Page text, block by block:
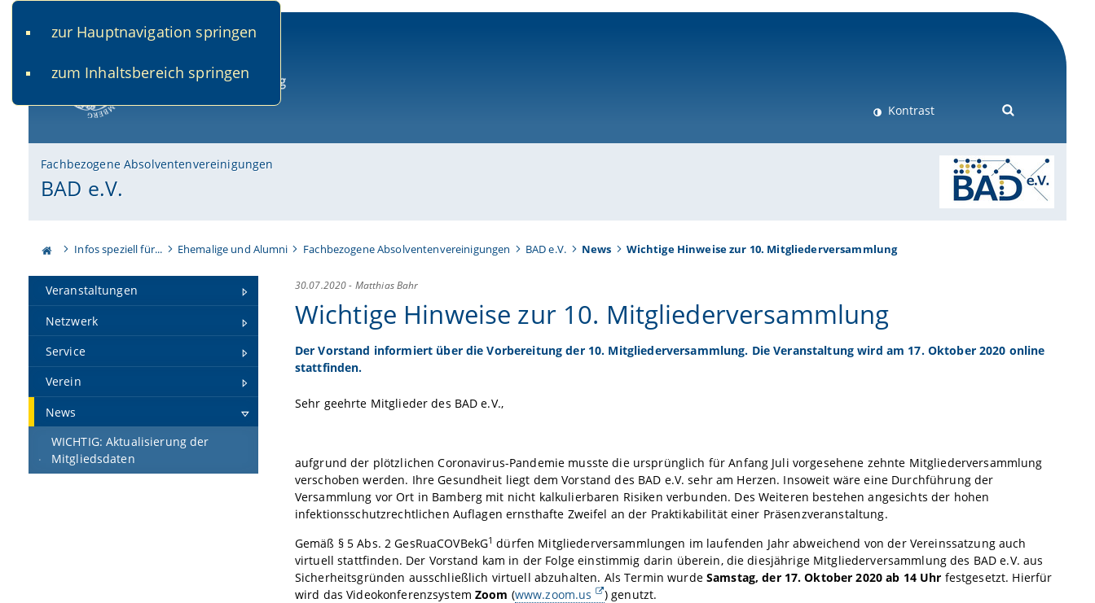
zur Hauptnavigation springen
zum Inhaltsbereich springen
Kontrast
Fachbezogene Absolventenvereinigungen
BAD e.V.
Infos speziell für... Ehemalige und Alumni Fachbezogene Absolventenvereinigungen BAD e.V. News Wichtige Hinweise zur 10. Mitgliederversammlung
Veranstaltungen
Netzwerk
Service
Verein
News
WICHTIG: Aktualisierung der
Mitgliedsdaten
30.07.2020- Matthias Bahr
Wichtige Hinweise zur 10. Mitgliederversammlung
Der Vorstand informiert über die Vorbereitung der 10. Mitgliederversammlung. Die Veranstaltung wird am 17. Oktober 2020 online
stattfinden.
Sehr geehrte Mitglieder des BAD e.V.,
aufgrund der plötzlichen Coronavirus-Pandemie musste die ursprünglich für Anfang Juli vorgesehene zehnte Mitgliederversammlung
verschoben werden. Ihre Gesundheit liegt dem Vorstand des BAD e.V. sehr am Herzen. Insoweit wäre eine Durchführung der
Versammlung vor Ort in Bamberg mit nicht kalkulierbaren Risiken verbunden. Des Weiteren bestehen angesichts der hohen
infektionsschutzrechtlichen Auflagen ernsthafte Zweifel an der Praktikabilität einer Präsenzveranstaltung.
Gemäß § 5 Abs. 2 GesRuaCOVBekG1 dürfen Mitgliederversammlungen im laufenden Jahr abweichend von der Vereinssatzung auch
virtuell stattfinden. Der Vorstand kam in der Folge einstimmig darin überein, die diesjährige Mitgliederversammlung des BAD e.V. aus
Sicherheitsgründen ausschließlich virtuell abzuhalten. Als Termin wurde Samstag, der 17. Oktober 2020 ab 14 Uhr festgesetzt. Hierfür
wird das VideokonferenzsystemZoom (www.zoom.us
) genutzt.